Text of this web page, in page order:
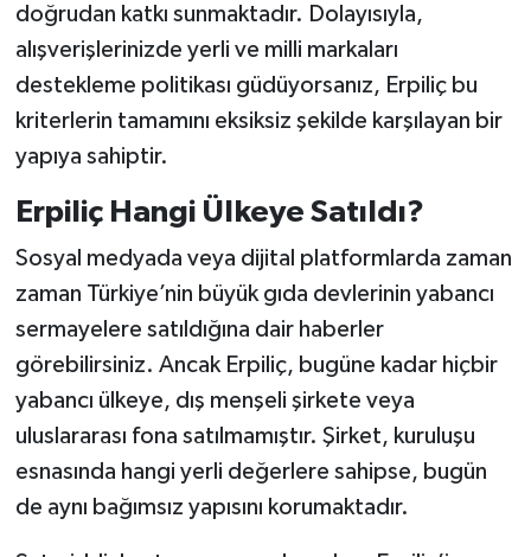
doğrudan katkı sunmaktadır. Dolayısıyla,
alışverişlerinizde yerli ve milli markaları
destekleme politikası güdüyorsanız, Erpiliç bu
kriterlerin tamamını eksiksiz şekilde karşılayan bir
yapıya sahiptir.
Erpiliç Hangi Ülkeye Satıldı?
Sosyal medyada veya dijital platformlarda zaman
zaman Türkiye’nin büyük gıda devlerinin yabancı
sermayelere satıldığına dair haberler
görebilirsiniz. Ancak Erpiliç, bugüne kadar hiçbir
yabancı ülkeye, dış menşeli şirkete veya
uluslararası fona satılmamıştır. Şirket, kuruluşu
esnasında hangi yerli değerlere sahipse, bugün
de aynı bağımsız yapısını korumaktadır.